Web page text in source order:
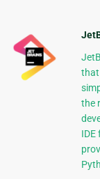
that
the
IDE